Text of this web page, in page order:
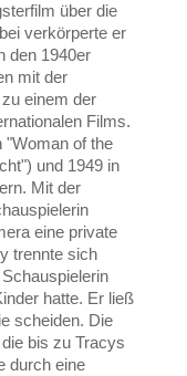
über die
verkörperte er
den 1940er
mit der
zu einem der
Films.
"Woman of the
und 1949 in
Mit der
eine private
trennte sich
hatte. Er ließ
scheiden. Die
bis zu Tracys
durch eine